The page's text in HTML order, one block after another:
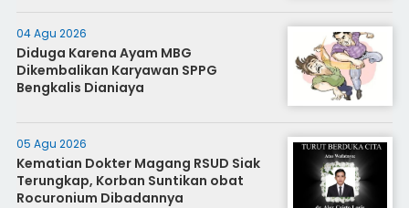
04 Agu 2026
Diduga Karena Ayam MBG
Dikembalikan Karyawan SPPG
Bengkalis Dianiaya
05 Agu 2026
Kematian Dokter Magang RSUD Siak
Terungkap, Korban Suntikan obat
Rocuronium Dibadannya